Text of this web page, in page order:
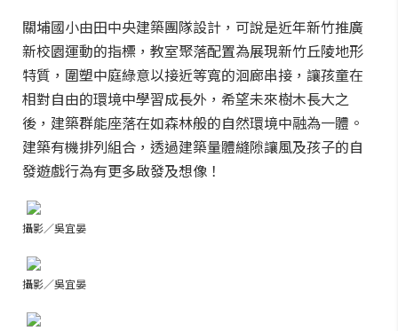
關埔國小由田中央建築團隊設計，可說是近年新竹推廣
新校園運動的指標，教室聚落配置為展現新竹丘陵地形
特質，圍塑中庭綠意以接近等寬的洄廊串接，讓孩童在
相對自由的環境中學習成長外，希望未來樹木長大之
後，建築群能座落在如森林般的自然環境中融為一體。
建築有機排列組合，透過建築量體縫隙讓風及孩子的自
發遊戲行為有更多啟發及想像！
攝影／吳宜晏
攝影／吳宜晏